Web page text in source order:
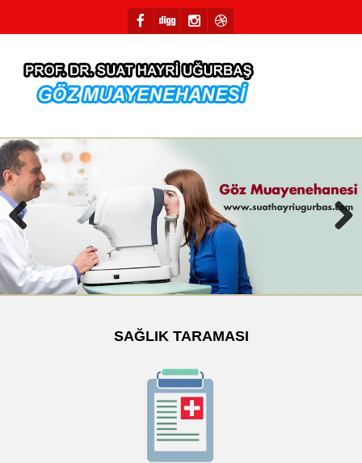
Previous
SAĞLIK TARAMASI